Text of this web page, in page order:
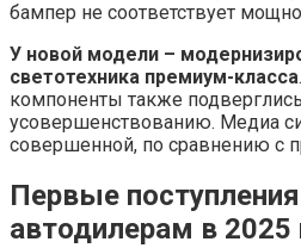
бампер не соответствует
У новой модели –
светотехника премиум-класса
компоненты также
усовершенствованию. Медиа
совершенной, по сравнению с
Первые
автодилерам в 2025